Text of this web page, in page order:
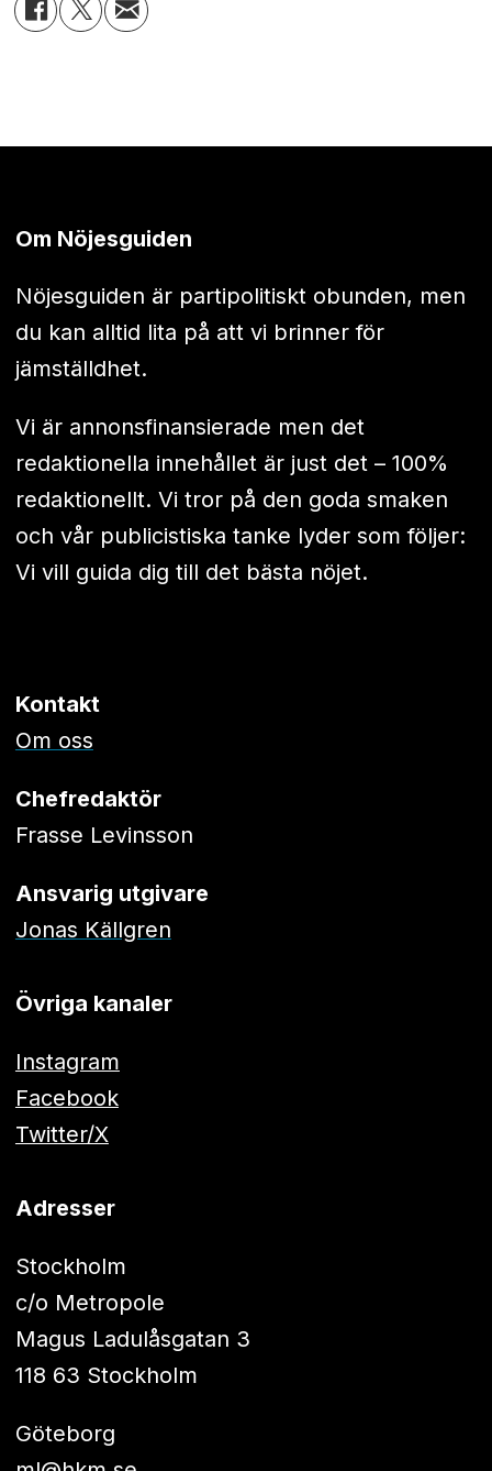
Om Nöjesguiden
Nöjesguiden är partipolitiskt obunden, men
du kan alltid lita på att vi brinner för
jämställdhet.
Vi är annonsfinansierade men det
redaktionella innehållet är just det – 100%
redaktionellt. Vi tror på den goda smaken
och vår publicistiska tanke lyder som följer:
Vi vill guida dig till det bästa nöjet.
Kontakt
Om oss
Chefredaktör
Frasse Levinsson
Ansvarig utgivare
Jonas Källgren
Övriga kanaler
Instagram
Facebook
Twitter/X
Adresser
Stockholm
c/o Metropole
Magus Ladulåsgatan 3
118 63 Stockholm
Göteborg